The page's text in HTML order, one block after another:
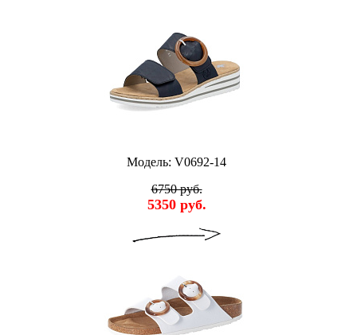
Модель: V0692-14
6750 руб.
5350 руб.